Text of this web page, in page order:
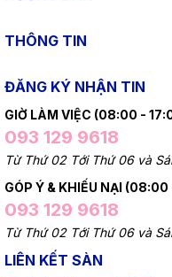
THÔNG TIN
ĐĂNG KÝ NHẬN TIN
GIỜ LÀM VIỆC (08:00 -
093 129 9618
Từ Thứ 02 Tới Thứ 06 và
GÓP Ý & KHIẾU NẠI
093 129 9618
Từ Thứ 02 Tới Thứ 06 và
LIÊN KẾT SÀN